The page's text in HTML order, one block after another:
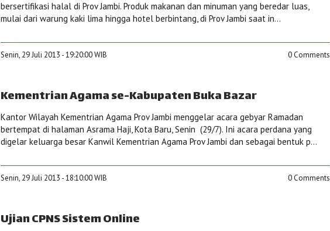
bersertifikasi halal di Prov Jambi. Produk makanan dan minuman yang beredar luas,
mulai dari warung kaki lima hingga hotel berbintang, di Prov Jambi saat in...
Senin, 29 Juli 2013 - 19:20:00 WIB 0 Comments
Kementrian Agama se-Kabupaten Buka Bazar
Kantor Wilayah Kementrian Agama Prov Jambi menggelar acara gebyar Ramadan
bertempat di halaman Asrama Haji, Kota Baru, Senin (29/7). Ini acara perdana yang
digelar keluarga besar Kanwil Kementrian Agama Prov Jambi dan sebagai bentuk p...
Senin, 29 Juli 2013 - 18:10:00 WIB 0 Comments
Ujian CPNS Sistem Online